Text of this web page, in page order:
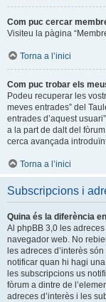
Com puc cercar
Visiteu la pàgina
Torna a l’inici
Com puc trobar els
Podeu recuperar les
meves entrades” del
entrades d’aquest
a la part de dalt del
cerca avançada
Torna a l’inici
Subscripcions i
Quina és la diferència
Al phpBB 3,0 les adreces
navegador web. No
les adreces d’interès
notificar quan hi hagi una
les subscripcions us
fòrum a dintre de
adreces d’interès i les